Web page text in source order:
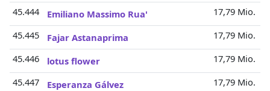
45.444
Emiliano Massimo Rua'
17,79 Mio.
45.445
Fajar Astanaprima
17,79 Mio.
45.446
lotus flower
17,79 Mio.
45.447
Esperanza Gálvez
17,79 Mio.